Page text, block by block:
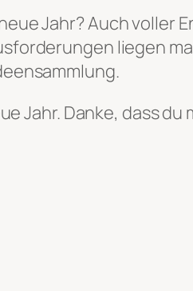
Jahr? Auch voller
liegen
Jahr. Danke, dass